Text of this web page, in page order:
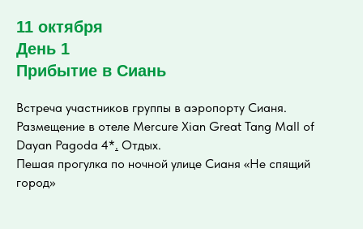
11 октября
День 1
Прибытие в Сиань
Встреча участников группы в аэропорту Сианя.
Размещение в отеле Mercure Xian Great Tang Mall of
Dayan Pagoda 4*. Отдых.
Пешая прогулка по ночной улице Сианя «Не спящий
город»